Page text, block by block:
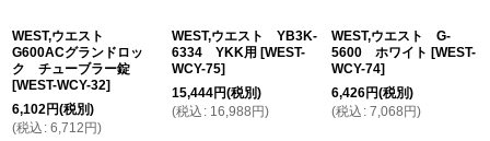
WEST,ウエスト
G600ACグランドロッ
ク チューブラー錠
[WEST-WCY-32]
6,102円(税別)
(税込 : 6,712円)
WEST,ウエスト YB3K-
6334 YKK用 [WEST-
WCY-75]
15,444円(税別)
(税込 : 16,988円)
WEST,ウエスト G-
5600 ホワイト [WEST-
WCY-74]
6,426円(税別)
(税込 : 7,068円)